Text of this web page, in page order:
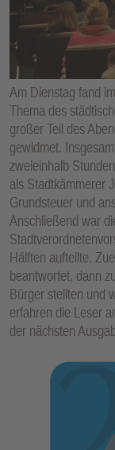
Am Dienstag fand
Thema des
großer Teil des
gewidmet.
zweieinhalb
als Stadtkämmerer
Grundsteuer und
Anschließend war
Hälften aufteilte.
beantwortet, dann
Bürger stellten und
erfahren die Leser
der nächsten